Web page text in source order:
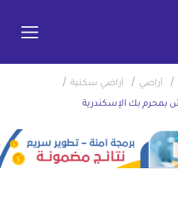
/ أراضي / أراضي سكنية /